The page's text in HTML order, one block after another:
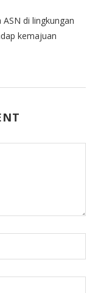
di lingkungan
kemajuan